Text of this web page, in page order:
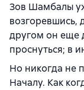
Зов Шамбалы
возгоревшись,
другом он еще
проснуться; в
Но никогда не
Началу. Как